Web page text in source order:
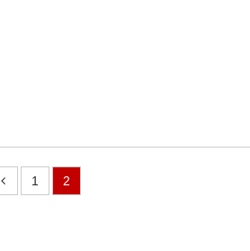
1 2